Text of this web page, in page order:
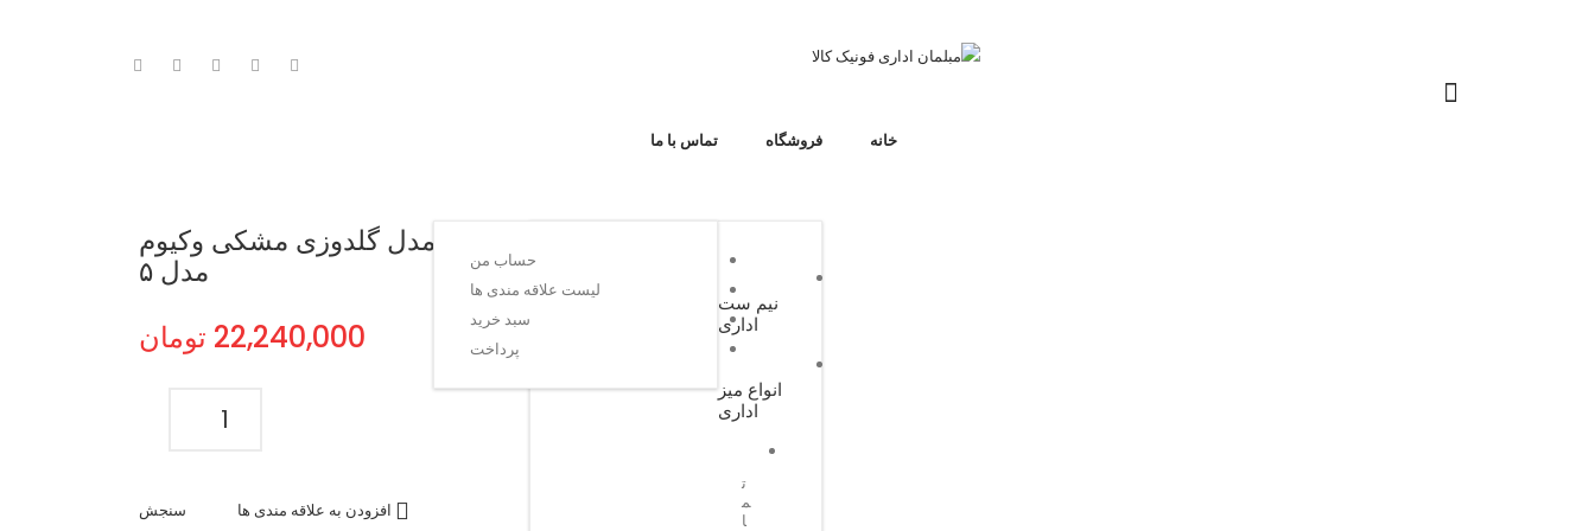
خانه فروشگاه
نیم ست
اداری
انواع میز
اداری
ت
م
ا
تماس با ما
حساب من
لیست علاقه مندی ها
سبد خرید
پرداخت
ست
ادار
ست
مدل
مبل نیم ست اداری مدل گلدوزی مشکی وکیوم
مدل ۵
22,240,000 تومان
مدل
افزودن به علاقه مندی ها سنجش